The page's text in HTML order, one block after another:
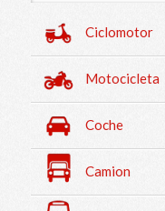
Ciclomotor
Motocicleta
Coche
Camion